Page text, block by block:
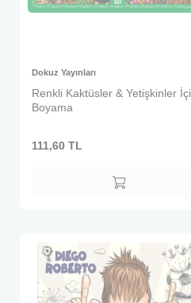
Dokuz Yayınları
Renkli Kaktüsler & Yetişkinler
Boyama
111,60 TL